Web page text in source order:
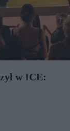
w ICE: